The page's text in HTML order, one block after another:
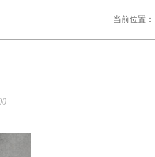
当前位置：